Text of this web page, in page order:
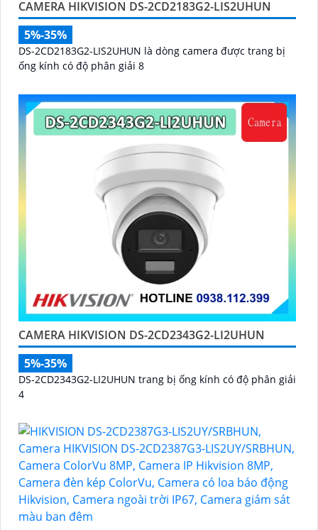
CAMERA HIKVISION DS-2CD2183G2-LIS2UHUN
5%-35%
DS-2CD2183G2-LIS2UHUN là dòng camera được trang bị
ống kính có độ phân giải 8
CAMERA HIKVISION DS-2CD2343G2-LI2UHUN
5%-35%
DS-2CD2343G2-LI2UHUN trang bị ống kính có độ phân giải
4